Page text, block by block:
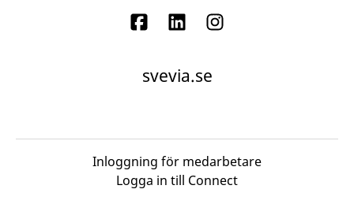
svevia.se
Inloggning för medarbetare
Logga in till Connect